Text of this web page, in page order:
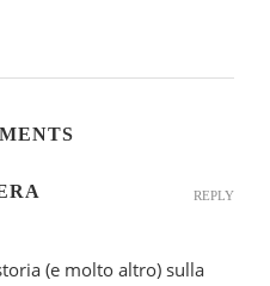
(e molto altro) sulla
REPLY